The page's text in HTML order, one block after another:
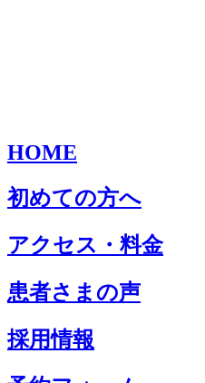
HOME
初めての方へ
アクセス・料金
患者さまの声
採用情報